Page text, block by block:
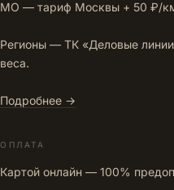
МО — тариф Москвы + 50 ₽/
Регионы — ТК «Деловые
веса.
Подробнее →
ОПЛАТА
Картой онлайн — 100%